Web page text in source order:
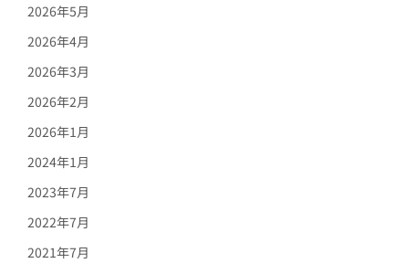
2026年5月
2026年4月
2026年3月
2026年2月
2026年1月
2024年1月
2023年7月
2022年7月
2021年7月